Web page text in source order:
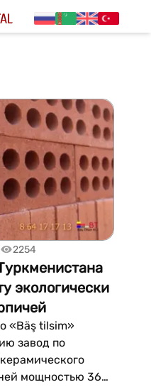
2254
«Bäş tilsim»
завод по
мощностью 360